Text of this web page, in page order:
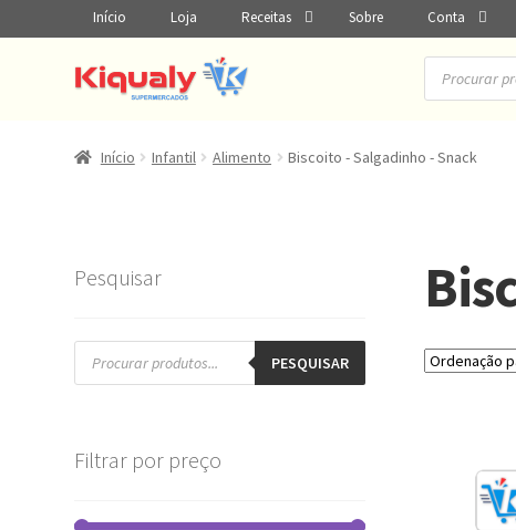
Início Loja Receitas Sobre Conta
Pesquisar
produtos
Início Infantil Alimento Biscoito - Salgadinho - Snack
Pesquisar
Pesquisar
produtos PESQUISAR
Filtrar por preço